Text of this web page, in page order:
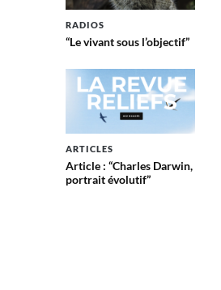
RADIOS
“Le vivant sous l’objectif”
ARTICLES
Article : “Charles Darwin,
portrait évolutif”